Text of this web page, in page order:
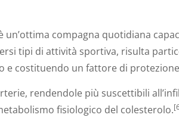
un’ottima compagna quotidiana
tipi di attività sportiva, risulta
costituendo un fattore di
rendendole più suscettibili
fisiologico del colesterolo.